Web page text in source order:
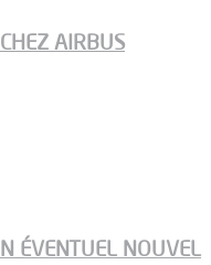
AIRBUS
ÉVENTUEL NOUVEL